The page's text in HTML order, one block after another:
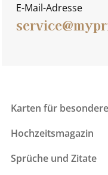
E-Mail-Adresse
Karten für
Hochzeitsmagazin
Sprüche und Zitate